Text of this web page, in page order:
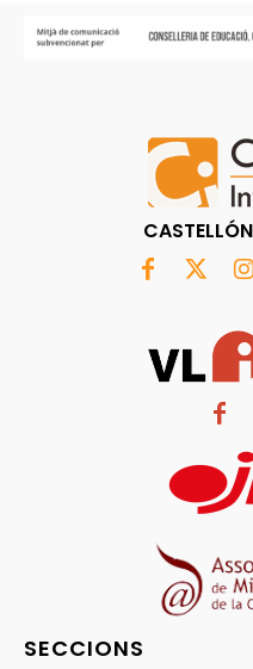
SECCIONS